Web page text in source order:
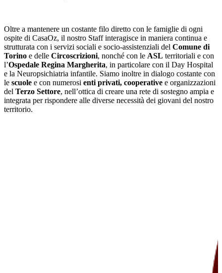
Oltre a mantenere un costante filo diretto con le famiglie di ogni
ospite di CasaOz, il nostro Staff interagisce in maniera continua e
strutturata con i servizi sociali e socio-assistenziali del Comune di
Torino e delle Circoscrizioni, nonché con le ASL territoriali e con
l’Ospedale Regina Margherita, in particolare con il Day Hospital
e la Neuropsichiatria infantile. Siamo inoltre in dialogo costante con
le scuole e con numerosi enti privati, cooperative e organizzazioni
del Terzo Settore, nell’ottica di creare una rete di sostegno ampia e
integrata per rispondere alle diverse necessità dei giovani del nostro
territorio.